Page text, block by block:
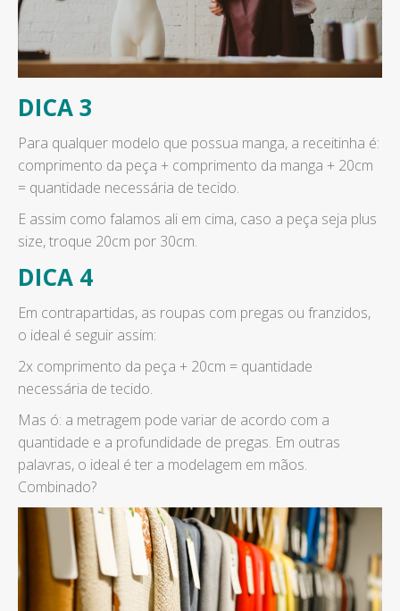
DICA 3
Para qualquer modelo que possua manga, a receitinha é:
comprimento da peça + comprimento da manga + 20cm
= quantidade necessária de tecido.
E assim como falamos ali em cima, caso a peça seja plus
size, troque 20cm por 30cm.
DICA 4
Em contrapartidas, as roupas com pregas ou franzidos,
o ideal é seguir assim:
2x comprimento da peça + 20cm = quantidade
necessária de tecido.
Mas ó: a metragem pode variar de acordo com a
quantidade e a profundidade de pregas. Em outras
palavras, o ideal é ter a modelagem em mãos.
Combinado?